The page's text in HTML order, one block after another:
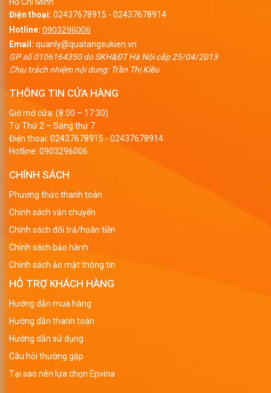
Điện thoại: 02437678915 - 02437678914
Hotline: 0903296006
Email: quanly@quatangsukien.vn
GP số 0106164350 do SKH&ĐT Hà Nội cấp 25/04/2013
Chịu trách nhiệm nội dung: Trần Thị Kiều
THÔNG TIN CỬA HÀNG
Giờ mở cửa: (8:00 – 17:30)
Từ Thứ 2 – Sáng thứ 7
Điện thoại: 02437678915 - 02437678914
Hotline: 0903296006
CHÍNH SÁCH
Phương thức thanh toán
Chính sách vận chuyển
Chính sách đổi trả/hoàn tiền
Chính sách bảo hành
Chính sách ảo mật thông tin
HỖ TRỢ KHÁCH HÀNG
Hướng dẫn mua hàng
Hướng dẫn thanh toán
Hướng dẫn sử dụng
Câu hỏi thường gặp
Tại sao nên lựa chọn Epvina